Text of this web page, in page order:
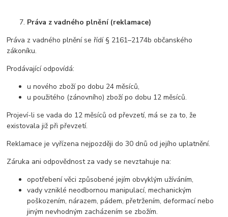
Práva z vadného plnění (reklamace)
Práva z vadného plnění se řídí § 2161–2174b občanského
zákoníku.
Prodávající odpovídá:
u nového zboží po dobu 24 měsíců,
u použitého (zánovního) zboží po dobu 12 měsíců.
Projeví-li se vada do 12 měsíců od převzetí, má se za to, že
existovala již při převzetí.
Reklamace je vyřízena nejpozději do 30 dnů od jejího uplatnění.
Záruka ani odpovědnost za vady se nevztahuje na:
opotřebení věci způsobené jejím obvyklým užíváním,
vady vzniklé neodbornou manipulací, mechanickým
poškozením, nárazem, pádem, přetržením, deformací nebo
jiným nevhodným zacházením se zbožím.